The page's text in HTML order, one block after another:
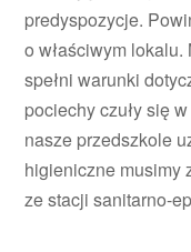
predyspozycje.
o właściwym
spełni warunki
pociechy czuły się
nasze przedszkole
higieniczne musimy
ze stacji sanitarno-